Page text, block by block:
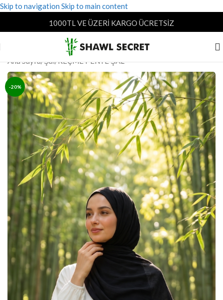
Skip to navigation Skip to main content
1000TL VE ÜZERİ KARGO ÜCRETSİZ
Ana Sayfa/Şal/REÇME PENYE ŞAL
-20%